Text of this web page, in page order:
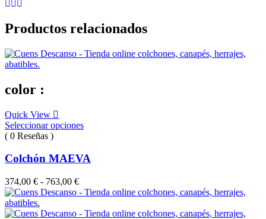
Productos relacionados
color :
Quick View
Seleccionar opciones
( 0 Reseñas )
Colchón MAEVA
374,00 € - 763,00 €Rango
de
desde